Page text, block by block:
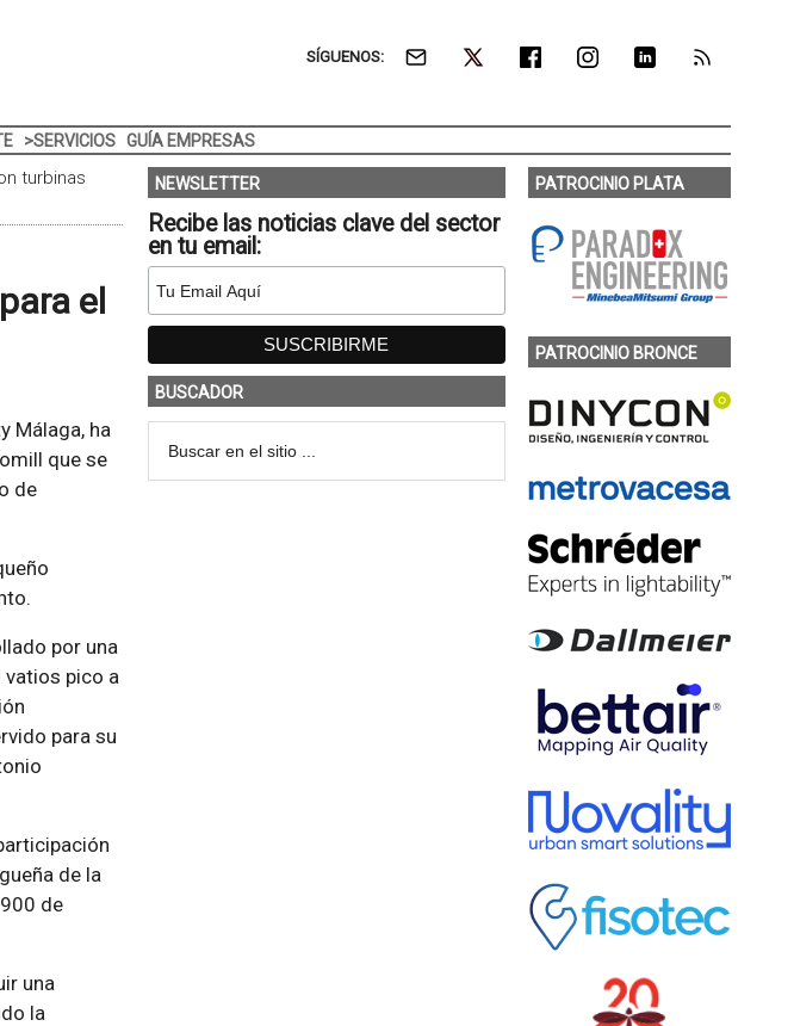
SÍGUENOS:
>SERVICIOS GUÍA EMPRESAS
turbinas
el
Málaga, ha
que se
de
por una
vatios pico a
para su
de la
de
una
la
NEWSLETTER
Recibe las noticias clave del sector
en tu email:
BUSCADOR
PATROCINIO PLATA
PATROCINIO BRONCE